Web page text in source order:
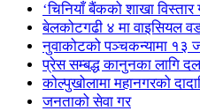
‘चिनियाँ बैंकको शाखा
बेलकोटगढी ४ मा वाइसियल
नुवाकोटको पञ्चकन्यामा १३
प्रेस सम्बद्ध कानुनका लागि
कोल्पुखोलामा महानगरको
जनताको सेवा गर